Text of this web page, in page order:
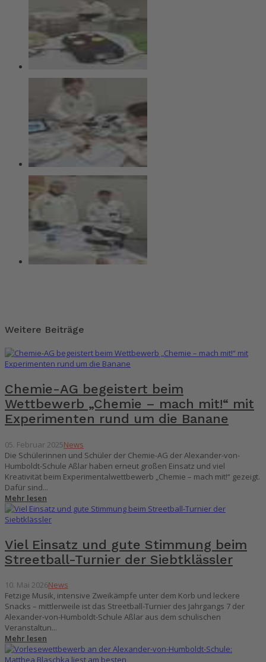
Weitere Beiträge
Chemie-AG begeistert beim
Wettbewerb „Chemie – mach mit!“ mit
Experimenten rund um die Banane
05. Februar 2025News
Die Schülerinnen und Schüler der Chemie-AG der Alexander-von-
Humboldt-Schule Aßlar haben erneut großen Einsatz und viel
Kreativität beim Experimentalwettbewerb „Chemie – mach mit!“ gezeigt.
Dafür sind...
Mehr lesen
Viel Einsatz und gute Stimmung beim
Streetball-Turnier der Siebtklässler
10. Mai 2026News
Fetzige Musik, intensive Zweikämpfe unter dem Korb und leckere
Snacks – mittlerweile ist das Streetball-Turnier des Jahrgangs 7 der
Alexander-von-Humboldt-Schule Aßlar aus dem schulischen
Veranstaltun...
Mehr lesen